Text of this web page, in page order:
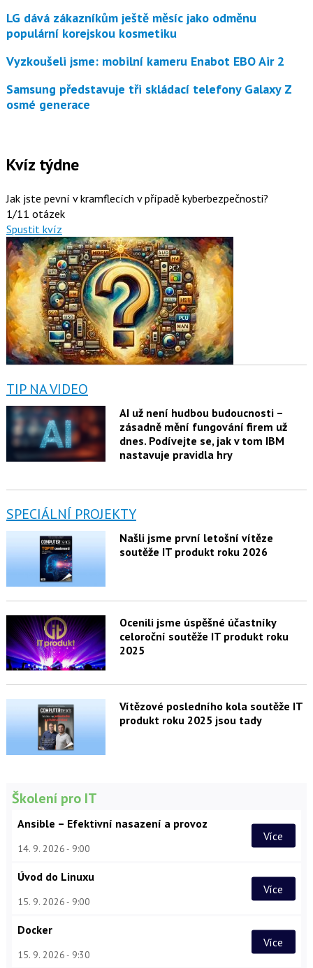
LG dává zákazníkům ještě měsíc jako odměnu
populární korejskou kosmetiku
Vyzkoušeli jsme: mobilní kameru Enabot EBO Air 2
Samsung představuje tři skládací telefony Galaxy Z
osmé generace
Kvíz týdne
Jak jste pevní v kramflecích v případě kyberbezpečnosti?
1/11 otázek
Spustit kvíz
TIP NA VIDEO
AI už není hudbou budoucnosti –
zásadně mění fungování firem už
dnes. Podívejte se, jak v tom IBM
nastavuje pravidla hry
SPECIÁLNÍ PROJEKTY
Našli jsme první letošní vítěze
soutěže IT produkt roku 2026
Ocenili jsme úspěšné účastníky
celoroční soutěže IT produkt roku
2025
Vítězové posledního kola soutěže IT
produkt roku 2025 jsou tady
Školení pro IT
Ansible – Efektivní nasazení a provoz
14. 9. 2026 9:00
Více
Úvod do Linuxu
15. 9. 2026 9:00
Více
Docker
15. 9. 2026 9:30
Více